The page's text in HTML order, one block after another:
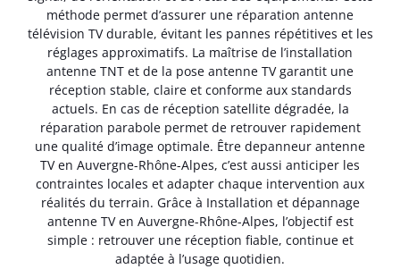
méthode permet d’assurer une réparation antenne
télévision TV durable, évitant les pannes répétitives et les
réglages approximatifs. La maîtrise de l’installation
antenne TNT et de la pose antenne TV garantit une
réception stable, claire et conforme aux standards
actuels. En cas de réception satellite dégradée, la
réparation parabole permet de retrouver rapidement
une qualité d’image optimale. Être depanneur antenne
TV en Auvergne-Rhône-Alpes, c’est aussi anticiper les
contraintes locales et adapter chaque intervention aux
réalités du terrain. Grâce à Installation et dépannage
antenne TV en Auvergne-Rhône-Alpes, l’objectif est
simple : retrouver une réception fiable, continue et
adaptée à l’usage quotidien.